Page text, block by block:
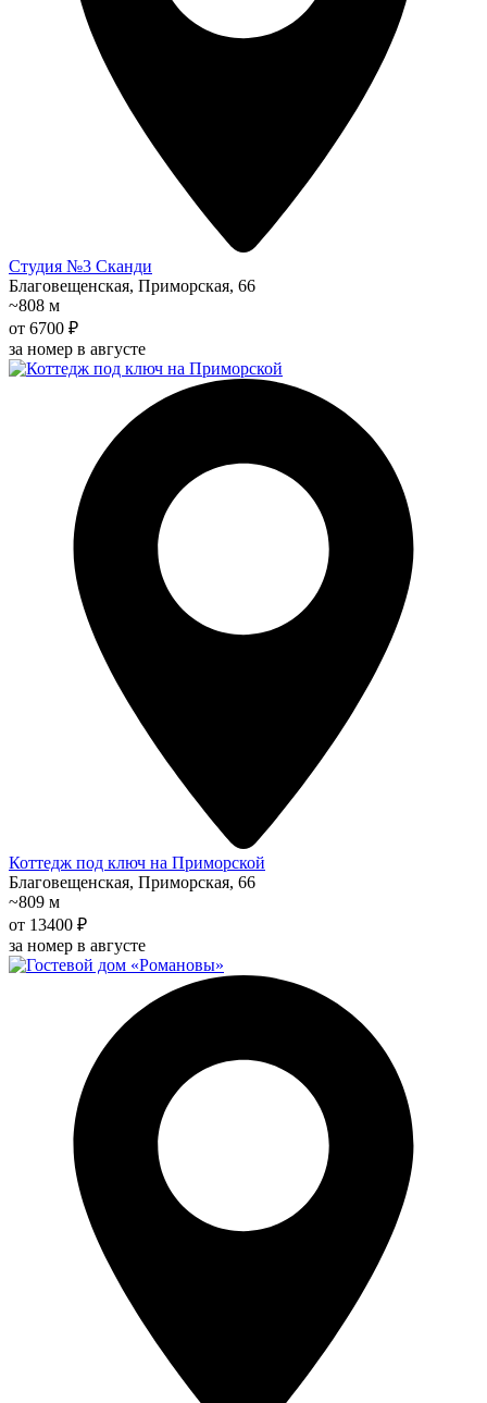
Студия №3 Сканди
Благовещенская, Приморская, 66
~808 м
от 6700 ₽
за номер в августе
Коттедж под ключ на Приморской
Благовещенская, Приморская, 66
~809 м
от 13400 ₽
за номер в августе